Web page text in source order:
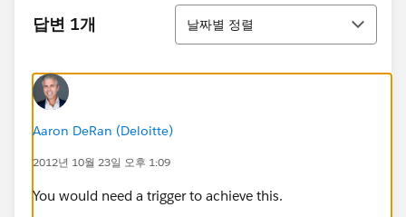
답변 1개
정렬
날짜별 정렬
Aaron DeRan (Deloitte)
2012년 10월 23일 오후 1:09
You would need a trigger to achieve this.